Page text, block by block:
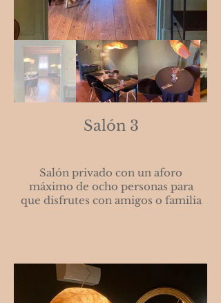
Salón 3
Salón privado con un aforo
máximo de ocho personas para
que disfrutes con amigos o familia